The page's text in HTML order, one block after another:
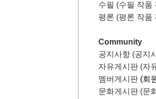
수필 (수필 작품
평론 (평론 작품
Community
공지사항 (공지
자유게시판 (자
멤버게시판 (회
문화게시판 (문